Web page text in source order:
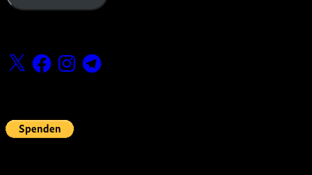
X FacebookInstagramTelegram